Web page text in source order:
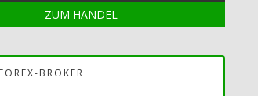
ZUM HANDEL
BROKER